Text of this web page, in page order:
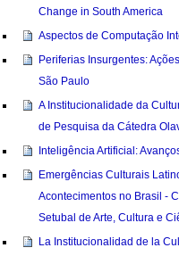
Change in South America
Aspectos de Computação
Periferias Insurgentes:
São Paulo
A Institucionalidade da
de Pesquisa da Cátedra
Inteligência Artificial:
Emergências Culturais
Acontecimentos no Brasil -
Setubal de Arte, Cultura e
La Institucionalidad de la